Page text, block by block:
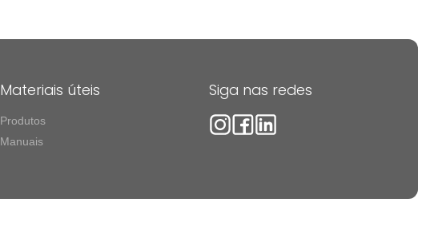
Materiais úteis
Produtos
Manuais
Siga nas redes